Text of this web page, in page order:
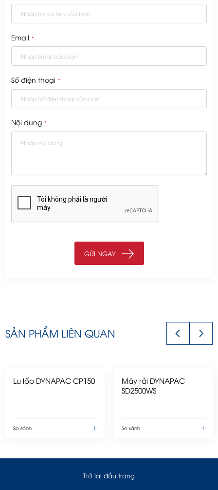
Email *
Số điện thoại *
Nội dung *
SẢN PHẨM LIÊN QUAN
Lu lốp DYNAPAC CP150
So sánh
Máy rải DYNAPAC
SD2500WS
So sánh
Trở lại đầu trang